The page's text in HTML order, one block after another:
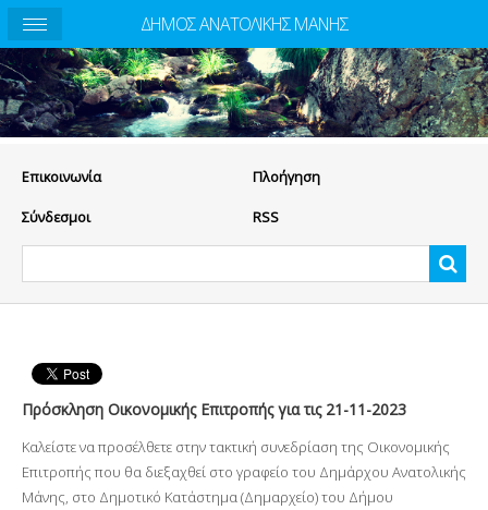
Eπικοινωνία Πλοήγηση
Σύνδεσμοι RSS
Πρόσκληση Οικονομικής Επιτροπής για τις 21-11-2023
Καλείστε να προσέλθετε στην τακτική συνεδρίαση της Οικονομικής
Επιτροπής που θα διεξαχθεί στο γραφείο του Δημάρχου Ανατολικής
Μάνης, στο Δημοτικό Κατάστημα (Δημαρχείο) του Δήμου
ΔΗΜΟΣ ΑΝΑΤΟΛΙΚΗΣ ΜΑΝΗΣ